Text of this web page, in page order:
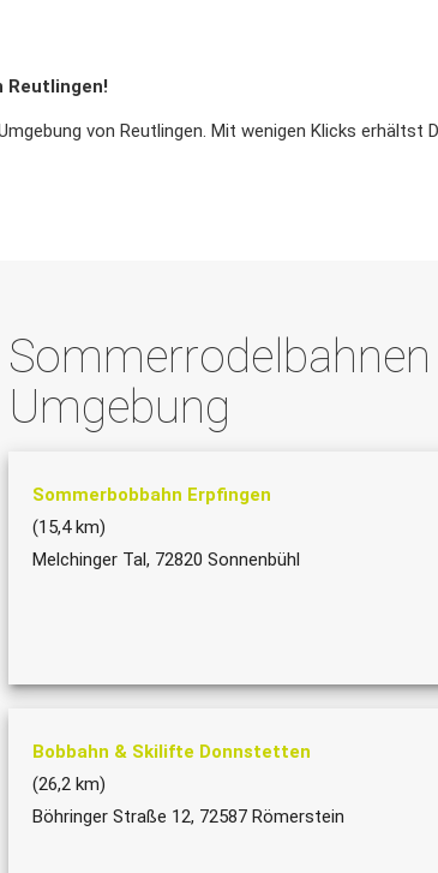
Reutlingen!
von Reutlingen. Mit wenigen Klicks erhältst
Umgebung
Sommerbobbahn Erpfingen
(15,4 km)
Melchinger Tal, 72820 Sonnenbühl
Bobbahn & Skilifte Donnstetten
(26,2 km)
Böhringer Straße 12, 72587 Römerstein